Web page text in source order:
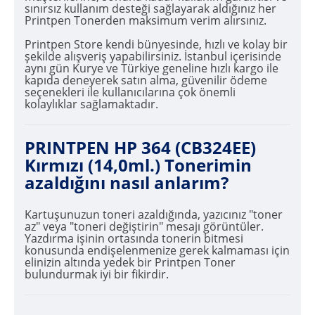
sınırsız kullanım desteği sağlayarak aldığınız her
Printpen Tonerden maksimum verim alırsınız.
Printpen Store kendi bünyesinde, hızlı ve kolay bir
şekilde alışveriş yapabilirsiniz. İstanbul içerisinde
aynı gün Kurye ve Türkiye geneline hızlı kargo ile
kapıda deneyerek satın alma, güvenilir ödeme
seçenekleri ile kullanıcılarına çok önemli
kolaylıklar sağlamaktadır.
PRINTPEN HP 364 (CB324EE)
Kırmızı (14,0ml.) Tonerimin
azaldığını nasıl anlarım?
Kartuşunuzun toneri azaldığında, yazıcınız "toner
az" veya "toneri değiştirin" mesajı görüntüler.
Yazdırma işinin ortasında tonerin bitmesi
konusunda endişelenmenize gerek kalmaması için
elinizin altında yedek bir Printpen Toner
bulundurmak iyi bir fikirdir.